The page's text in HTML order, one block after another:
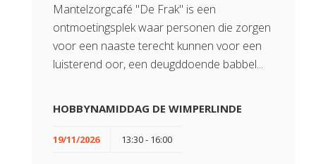
Mantelzorgcafé "De Frak" is een
ontmoetingsplek waar personen die zorgen
voor een naaste terecht kunnen voor een
luisterend oor, een deugddoende babbel...
HOBBYNAMIDDAG DE WIMPERLINDE
19/11/2026 13:30 - 16:00